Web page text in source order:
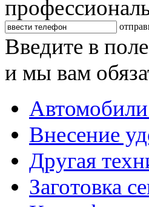
Введите в
и мы вам
Внесение
Другая
Заготовка